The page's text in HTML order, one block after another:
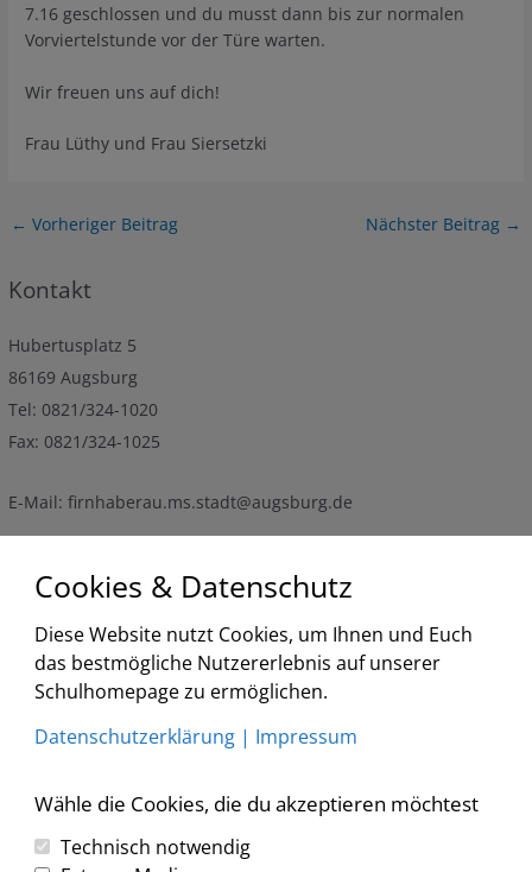
Kontakt
Hubertusplatz 5
86169 Augsburg
Tel: 0821/324-1020
Fax: 0821/324-1025
E-Mail: firnhaberau.ms.stadt@augsburg.de
Termine
< <2026>
August
>
7.16 geschlossen und du musst dann bis zur normalen
Vorviertelstunde vor der Türe warten.
Wir freuen uns auf dich!
Frau Lüthy und Frau Siersetzki
Post
← Vorheriger Beitrag Nächster Beitrag →
Cookies & Datenschutz
Diese Website nutzt Cookies, um Ihnen und Euch
das bestmögliche Nutzererlebnis auf unserer
Schulhomepage zu ermöglichen.
Datenschutzerklärung | Impressum
Wähle die Cookies, die du akzeptieren möchtest
Technisch notwendig